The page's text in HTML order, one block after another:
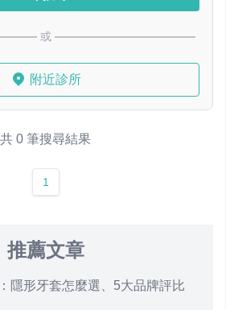
或
附近診所
共 0 筆搜尋結果
1
推薦文章
隱形牙套怎麼選、5大品牌評比